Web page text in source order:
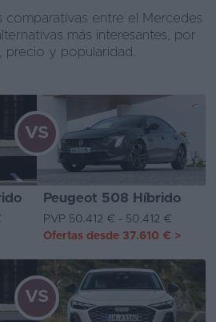
comparativas entre el Mercedes
más interesantes, por
precio y popularidad.
Peugeot 508 Híbrido
VS
PVP 50.412 € - 50.412 €
Ofertas desde 37.610 € >
VS